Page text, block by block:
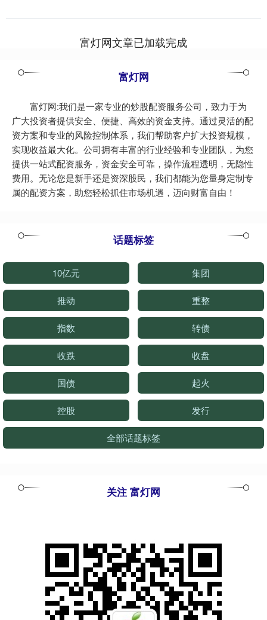
令人意外的是，....
富灯网文章已加载完成
富灯网
富灯网:我们是一家专业的炒股配资服务公司，致力于为
广大投资者提供安全、便捷、高效的资金支持。通过灵活的配
资方案和专业的风险控制体系，我们帮助客户扩大投资规模，
实现收益最大化。公司拥有丰富的行业经验和专业团队，为您
提供一站式配资服务，资金安全可靠，操作流程透明，无隐性
费用。无论您是新手还是资深股民，我们都能为您量身定制专
属的配资方案，助您轻松抓住市场机遇，迈向财富自由！
话题标签
10亿元 集团
推动 重整
指数 转债
收跌 收盘
国债 起火
控股 发行
全部话题标签
关注 富灯网